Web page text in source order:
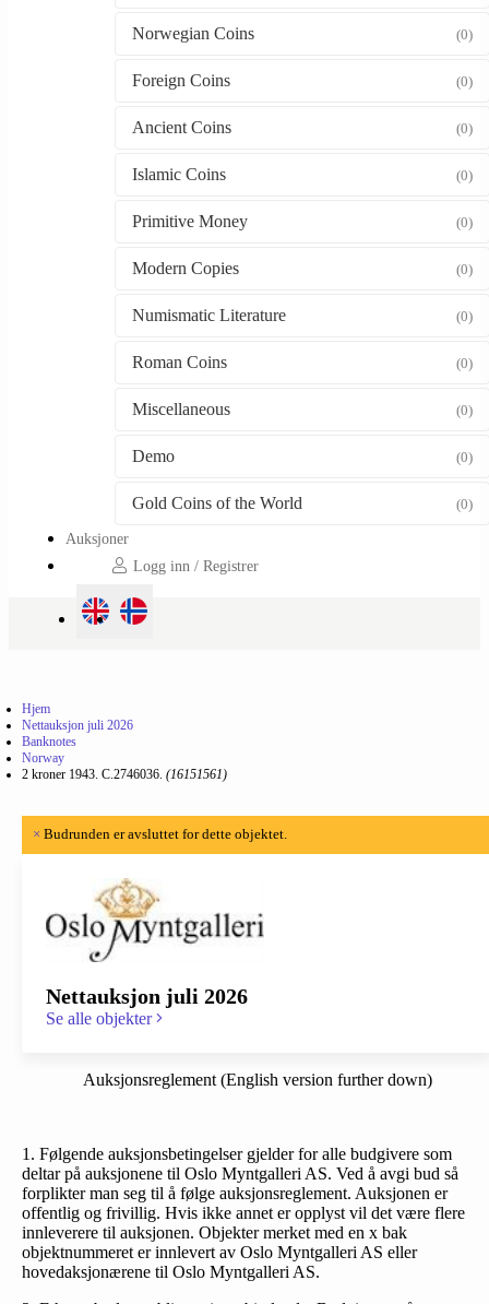
Norwegian Coins (0)
Foreign Coins (0)
Ancient Coins (0)
Islamic Coins (0)
Primitive Money (0)
Modern Copies (0)
Numismatic Literature (0)
Roman Coins (0)
Miscellaneous (0)
Demo (0)
Gold Coins of the World (0)
Auksjoner
Logg inn / Registrer
Hjem
Nettauksjon juli 2026
Banknotes
Norway
2 kroner 1943. C.2746036. (16151561)
× Budrunden er avsluttet for dette objektet.
Nettauksjon juli 2026
Se alle objekter
Auksjonsreglement (English version further down)
1. Følgende auksjonsbetingelser gjelder for alle budgivere som
deltar på auksjonene til Oslo Myntgalleri AS. Ved å avgi bud så
forplikter man seg til å følge auksjonsreglement. Auksjonen er
offentlig og frivillig. Hvis ikke annet er opplyst vil det være flere
innleverere til auksjonen. Objekter merket med en x bak
objektnummeret er innlevert av Oslo Myntgalleri AS eller
hovedaksjonærene til Oslo Myntgalleri AS.